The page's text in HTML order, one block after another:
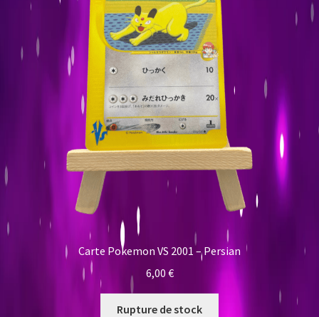
Carte Pokemon VS 2001 – Persian
6,00 €
Rupture de stock